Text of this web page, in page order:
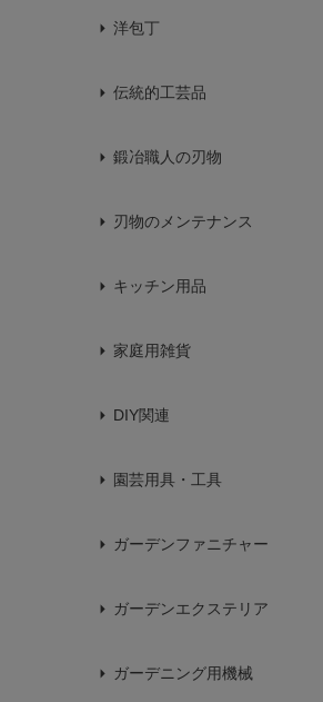
洋包丁
伝統的工芸品
鍛冶職人の刃物
刃物のメンテナンス
キッチン用品
家庭用雑貨
DIY関連
園芸用具・工具
ガーデンファニチャー
ガーデンエクステリア
ガーデニング用機械